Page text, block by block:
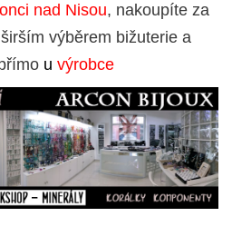
nad Nisou, nakoupíte za
výběrem bižuterie a
u výrobce